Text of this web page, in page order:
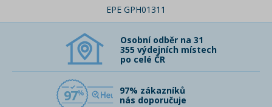
EPE GPH01311
Osobní odběr na 31
355 výdejních místech
po celé ČR
97
97% zákazníků
nás doporučuje